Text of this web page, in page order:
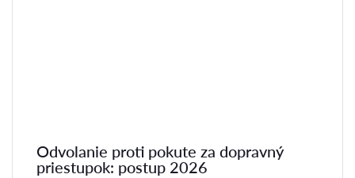
Odvolanie proti pokute za dopravný
priestupok: postup 2026